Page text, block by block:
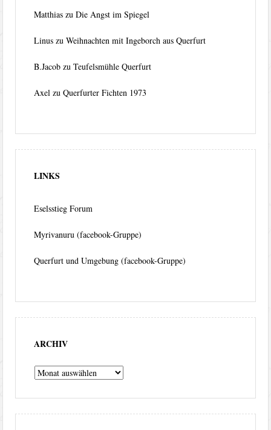
Matthias zuDie Angst im Spiegel
Linus zuWeihnachten mit Ingeborch aus Querfurt
B.Jacob zuTeufelsmühle Querfurt
Axel zuQuerfurter Fichten 1973
LINKS
Eselsstieg Forum
Myrivanuru (facebook-Gruppe)
Querfurt und Umgebung (facebook-Gruppe)
ARCHIV
Archiv